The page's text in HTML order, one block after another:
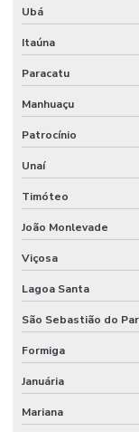
Preço Registro
Registro Gaveta Pleno
Tomador Pressão
Tubo Flexível Inox
Tubo Galvanizado
Tubo Nylon
Válvula Borboleta
Válvula De Esfera
Válvula De Pé
Válvula De Retenção
Válvula De Retenção
Válvula Esfera Alta
Ubá
Itaúna
Paracatu
Manhuaçu
Patrocínio
Unaí
Timóteo
João Monlevade
Viçosa
Lagoa Santa
São Sebastião do
Formiga
Januária
Mariana